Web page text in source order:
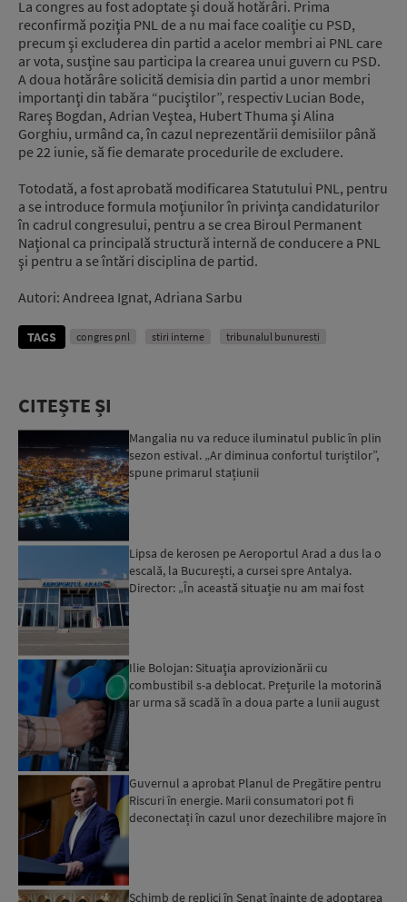
La congres au fost adoptate şi două hotărâri. Prima
reconfirmă poziţia PNL de a nu mai face coaliţie cu PSD,
precum şi excluderea din partid a acelor membri ai PNL care
ar vota, susţine sau participa la crearea unui guvern cu PSD.
A doua hotărâre solicită demisia din partid a unor membri
importanţi din tabăra “puciştilor”, respectiv Lucian Bode,
Rareş Bogdan, Adrian Veştea, Hubert Thuma şi Alina
Gorghiu, urmând ca, în cazul neprezentării demisiilor până
pe 22 iunie, să fie demarate procedurile de excludere.
Totodată, a fost aprobată modificarea Statutului PNL, pentru
a se introduce formula moţiunilor în privinţa candidaturilor
în cadrul congresului, pentru a se crea Biroul Permanent
Naţional ca principală structură internă de conducere a PNL
şi pentru a se întări disciplina de partid.
Autori: Andreea Ignat, Adriana Sarbu
TAGS congres pnl stiri interne tribunalul bunuresti
CITEȘTE ȘI
Mangalia nu va reduce iluminatul public în plin
sezon estival. „Ar diminua confortul turiștilor”,
spune primarul stațiunii
Lipsa de kerosen pe Aeroportul Arad a dus la o
escală, la București, a cursei spre Antalya.
Director: „În această situație nu am mai fost
Ilie Bolojan: Situaţia aprovizionării cu
combustibil s-a deblocat. Prețurile la motorină
ar urma să scadă în a doua parte a lunii august
Guvernul a aprobat Planul de Pregătire pentru
Riscuri în energie. Marii consumatori pot fi
deconectați în cazul unor dezechilibre majore în
Schimb de replici în Senat înainte de adoptarea